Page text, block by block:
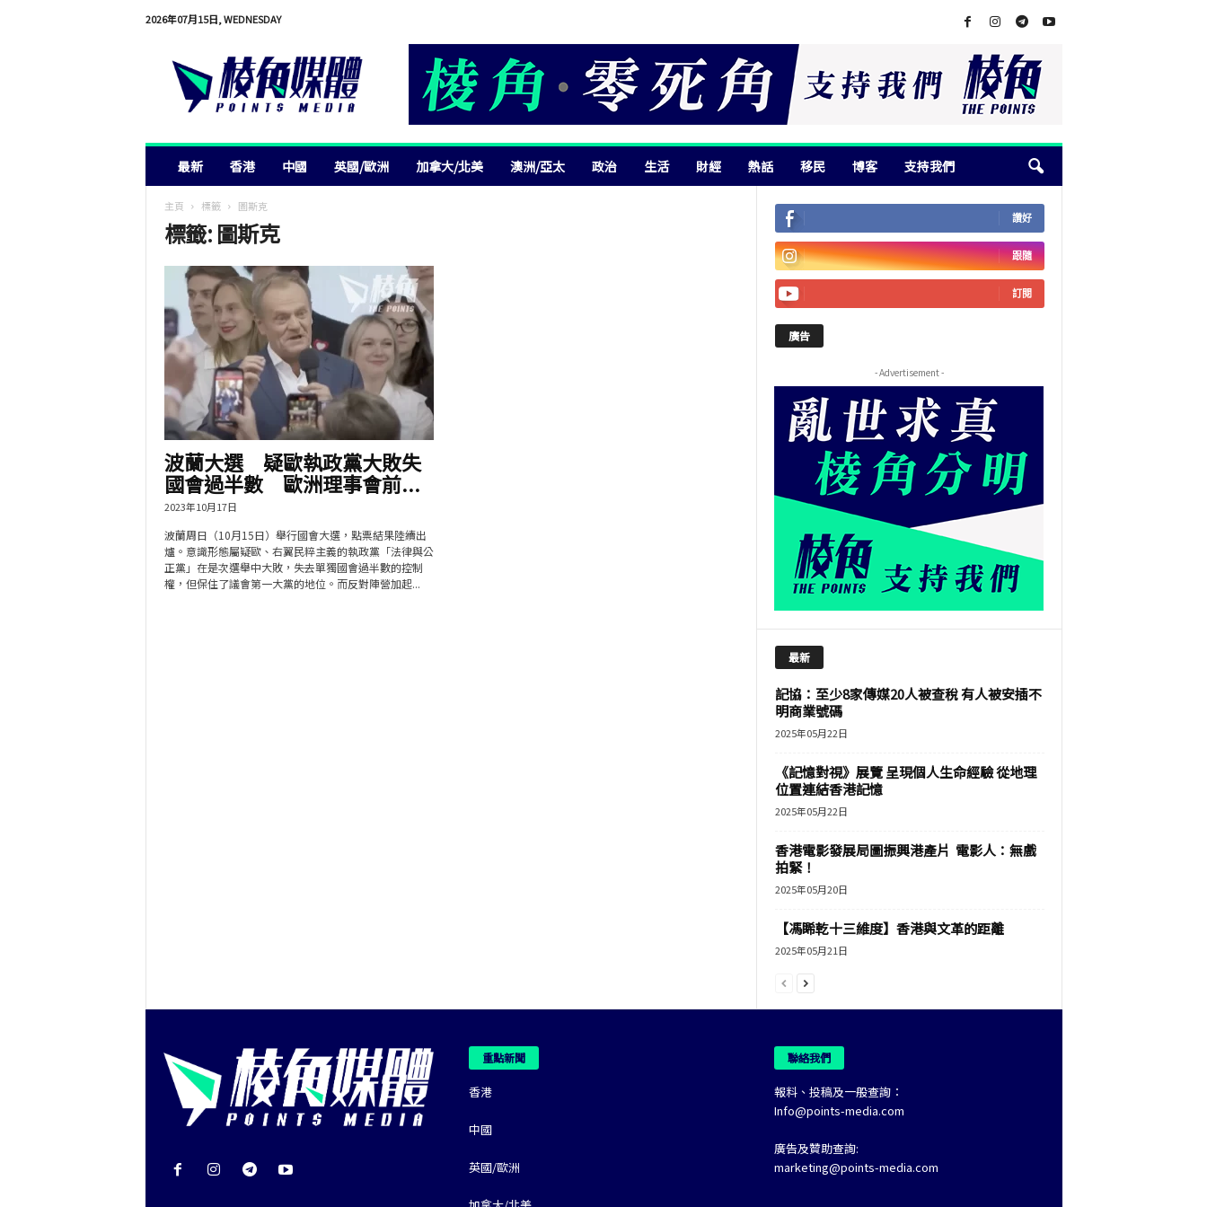
2026年07月15日, WEDNESDAY
最新 香港 中國 英國/歐洲 加拿大/北美 澳洲/亞太 政治 生活 財經 熱話 移民 博客 支持我們
主頁 標籤 圖斯克
標籤: 圖斯克
波蘭大選 疑歐執政黨大敗失
國會過半數 歐洲理事會前...
2023年10月17日
波蘭周日（10月15日）舉行國會大選，點票結果陸續出
爐。意識形態屬疑歐、右翼民粹主義的執政黨「法律與公
正黨」在是次選舉中大敗，失去單獨國會過半數的控制
權，但保住了議會第一大黨的地位。而反對陣營加起...
讚好
跟隨
訂閱
廣告
- Advertisement -
最新
記協：至少8家傳媒20人被查稅 有人被安插不
明商業號碼
2025年05月22日
《記憶對視》展覽 呈現個人生命經驗 從地理
位置連結香港記憶
2025年05月22日
香港電影發展局圖振興港產片 電影人：無戲
拍緊！
2025年05月20日
【馮睎乾十三維度】香港與文革的距離
2025年05月21日
重點新聞
香港
中國
英國/歐洲
聯絡我們
報料、投稿及一般查詢：
Info@points-media.com
廣告及贊助查詢:
marketing@points-media.com